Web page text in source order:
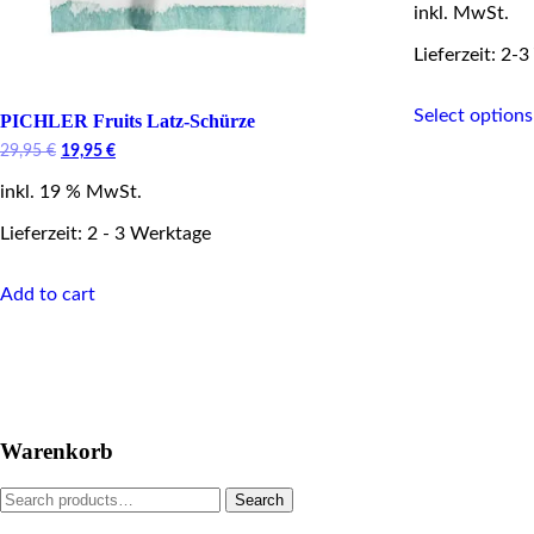
PICHLER Fruits Latz-Schürze
29,95€ Original
was:
19,95 €Current
is:
inkl. 19 % MwSt.
Lieferzeit: 2 - 3 Werktage
Add to cart
was:
inkl. MwSt.
Lieferzeit: 2-3
Select options
Warenkorb
Search
Search